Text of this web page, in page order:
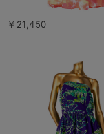
￥21,450